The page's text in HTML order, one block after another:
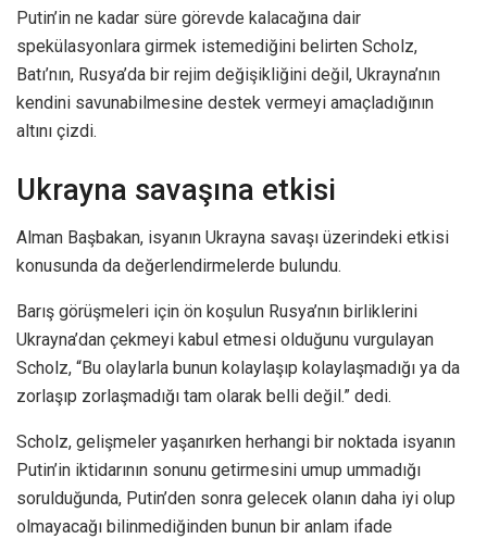
Putin’in ne kadar süre görevde kalacağına dair
spekülasyonlara girmek istemediğini belirten Scholz,
Batı’nın, Rusya’da bir rejim değişikliğini değil, Ukrayna’nın
kendini savunabilmesine destek vermeyi amaçladığının
altını çizdi.
Ukrayna savaşına etkisi
Alman Başbakan, isyanın Ukrayna savaşı üzerindeki etkisi
konusunda da değerlendirmelerde bulundu.
Barış görüşmeleri için ön koşulun Rusya’nın birliklerini
Ukrayna’dan çekmeyi kabul etmesi olduğunu vurgulayan
Scholz, “Bu olaylarla bunun kolaylaşıp kolaylaşmadığı ya da
zorlaşıp zorlaşmadığı tam olarak belli değil.” dedi.
Scholz, gelişmeler yaşanırken herhangi bir noktada isyanın
Putin’in iktidarının sonunu getirmesini umup ummadığı
sorulduğunda, Putin’den sonra gelecek olanın daha iyi olup
olmayacağı bilinmediğinden bunun bir anlam ifade